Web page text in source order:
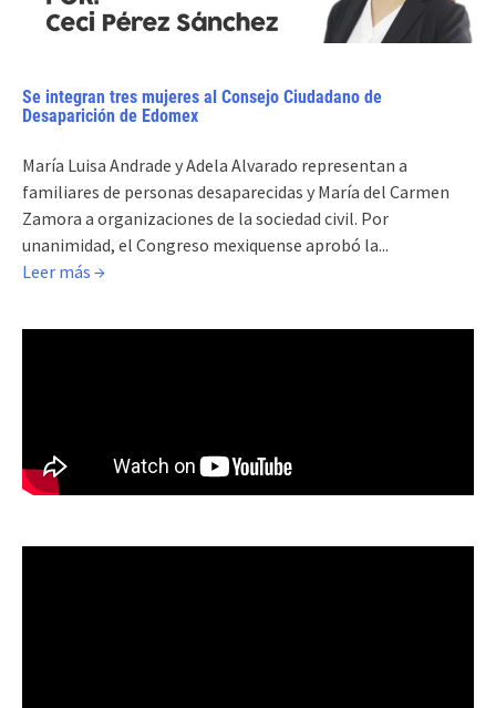
Se integran tres mujeres al Consejo Ciudadano de
Desaparición de Edomex
María Luisa Andrade y Adela Alvarado representan a
familiares de personas desaparecidas y María del Carmen
Zamora a organizaciones de la sociedad civil. Por
unanimidad, el Congreso mexiquense aprobó la...
Leer más →